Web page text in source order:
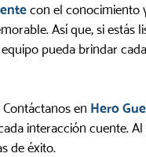
con el conocimiento
Así que, si estás
pueda brindar
en Hero
interacción cuente.
de éxito.